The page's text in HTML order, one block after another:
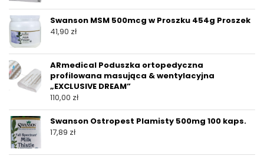
Swanson MSM 500mcg w Proszku 454g Proszek
41,90 zł
ARmedical Poduszka ortopedyczna
profilowana masująca & wentylacyjna
„EXCLUSIVE DREAM”
110,00 zł
Swanson Ostropest Plamisty 500mg 100 kaps.
17,89 zł